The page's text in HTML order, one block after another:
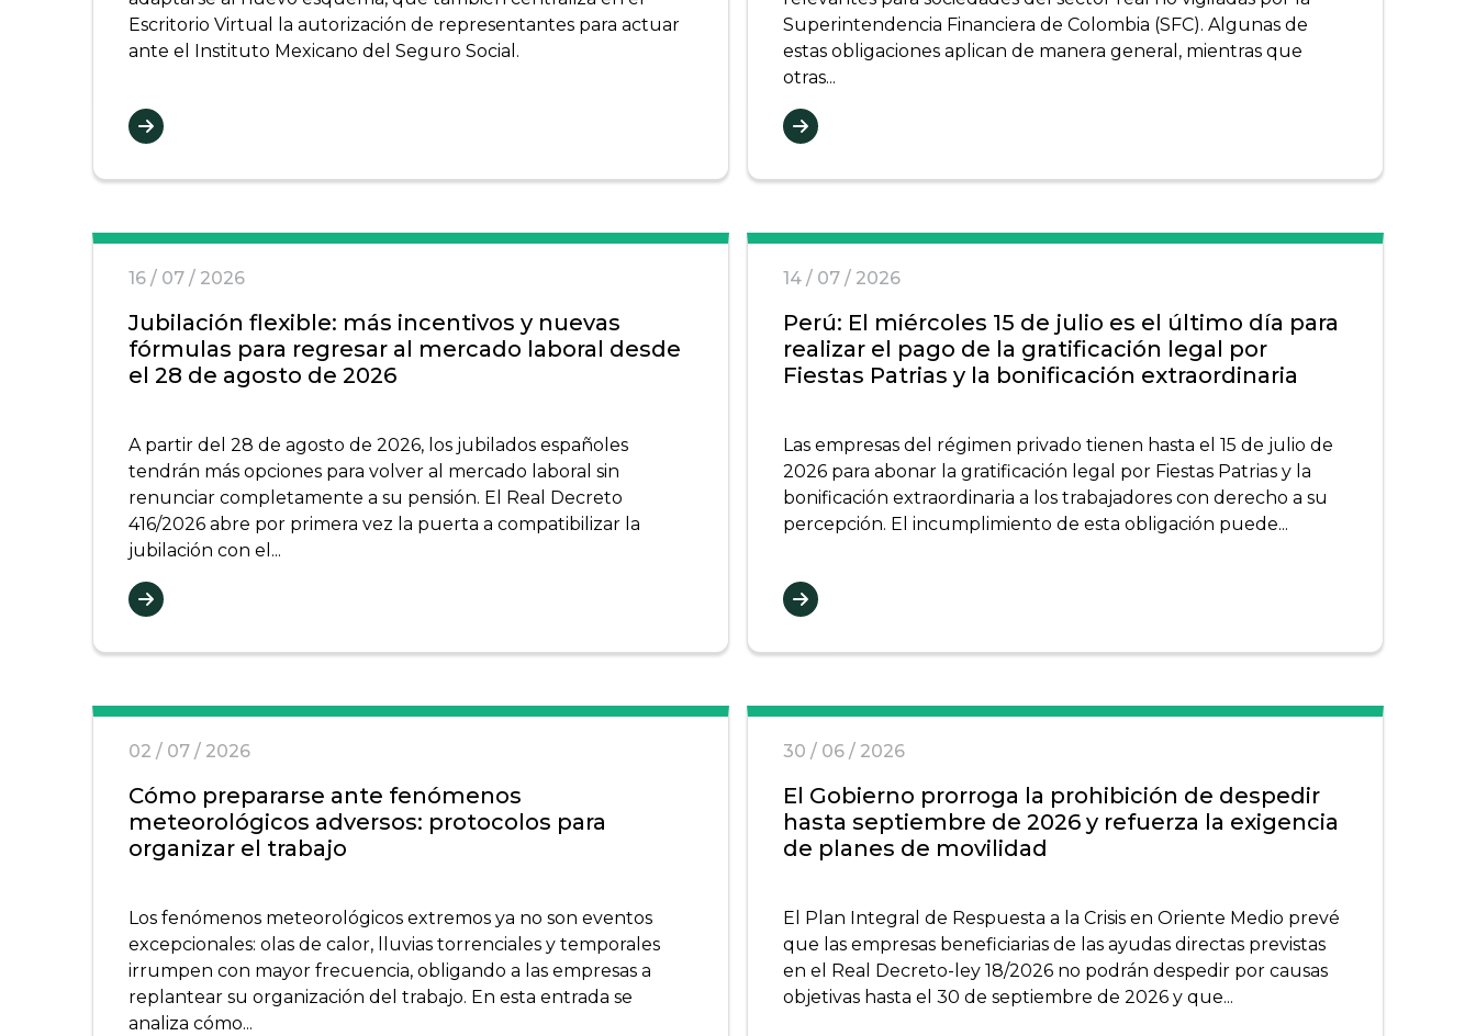
Escritorio Virtual la autorización de representantes para actuar
ante el Instituto Mexicano del Seguro Social.
Superintendencia Financiera de Colombia (SFC). Algunas de
estas obligaciones aplican de manera general, mientras que
otras...
16 / 07 / 2026
Jubilación flexible: más incentivos y nuevas
fórmulas para regresar al mercado laboral desde
el 28 de agosto de 2026
A partir del 28 de agosto de 2026, los jubilados españoles
tendrán más opciones para volver al mercado laboral sin
renunciar completamente a su pensión. El Real Decreto
416/2026 abre por primera vez la puerta a compatibilizar la
jubilación con el...
14 / 07 / 2026
Perú: El miércoles 15 de julio es el último día para
realizar el pago de la gratificación legal por
Fiestas Patrias y la bonificación extraordinaria
Las empresas del régimen privado tienen hasta el 15 de julio de
2026 para abonar la gratificación legal por Fiestas Patrias y la
bonificación extraordinaria a los trabajadores con derecho a su
percepción. El incumplimiento de esta obligación puede...
02 / 07 / 2026
Cómo prepararse ante fenómenos
meteorológicos adversos: protocolos para
organizar el trabajo
Los fenómenos meteorológicos extremos ya no son eventos
excepcionales: olas de calor, lluvias torrenciales y temporales
irrumpen con mayor frecuencia, obligando a las empresas a
replantear su organización del trabajo. En esta entrada se
analiza cómo...
30 / 06 / 2026
El Gobierno prorroga la prohibición de despedir
hasta septiembre de 2026 y refuerza la exigencia
de planes de movilidad
El Plan Integral de Respuesta a la Crisis en Oriente Medio prevé
que las empresas beneficiarias de las ayudas directas previstas
en el Real Decreto-ley 18/2026 no podrán despedir por causas
objetivas hasta el 30 de septiembre de 2026 y que...